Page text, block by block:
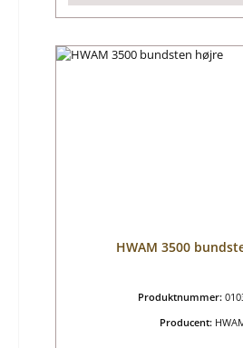
HWAM 3500
Produktnummer:
Producent: